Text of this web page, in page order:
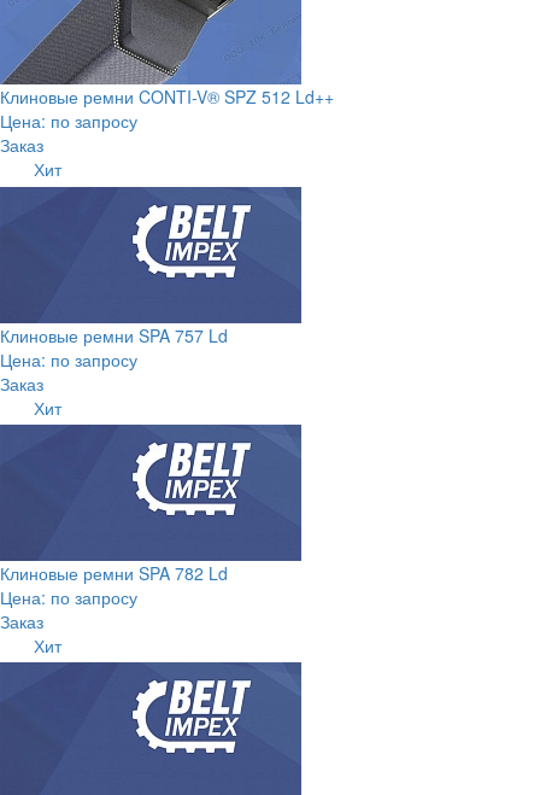
Клиновые ремни CONTI-V® SPZ 512 Ld++
Цена: по запросу
Заказ
Хит
Клиновые ремни SPA 757 Ld
Цена: по запросу
Заказ
Хит
Клиновые ремни SPA 782 Ld
Цена: по запросу
Заказ
Хит